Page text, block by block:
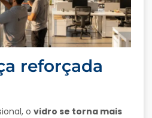
reforçada
o vidro se torna mais